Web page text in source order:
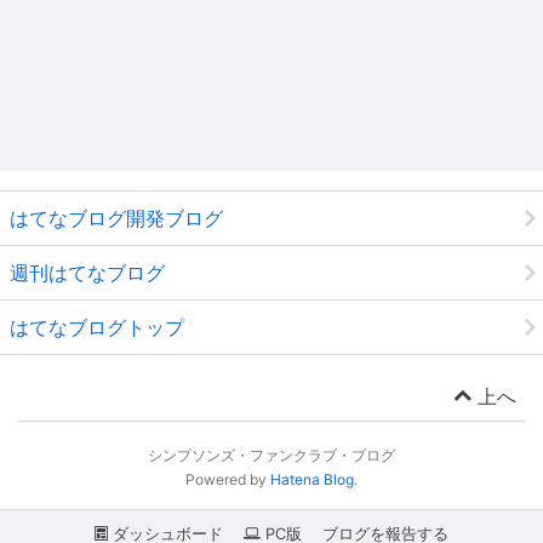
はてなブログ開発ブログ
週刊はてなブログ
はてなブログトップ
上へ
シンプソンズ・ファンクラブ・ブログ
Powered by Hatena Blog.
ダッシュボード PC版 ブログを報告する